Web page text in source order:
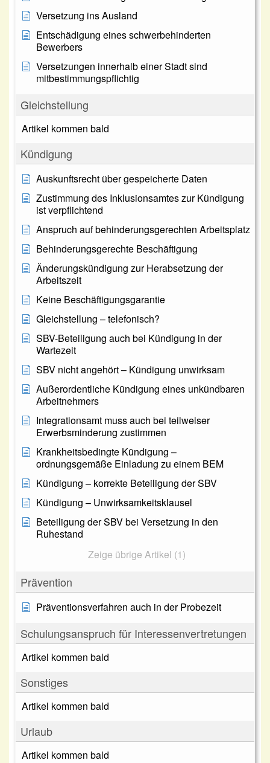
Versetzung ins Ausland
Entschädigung eines schwerbehinderten
Bewerbers
Versetzungen innerhalb einer Stadt sind
mitbestimmungspflichtig
Gleichstellung
Artikel kommen bald
Kündigung
Auskunftsrecht über gespeicherte Daten
Zustimmung des Inklusionsamtes zur Kündigung
ist verpflichtend
Anspruch auf behinderungsgerechten Arbeitsplatz
Behinderungsgerechte Beschäftigung
Änderungskündigung zur Herabsetzung der
Arbeitszeit
Keine Beschäftigungsgarantie
Gleichstellung – telefonisch?
SBV-Beteiligung auch bei Kündigung in der
Wartezeit
SBV nicht angehört – Kündigung unwirksam
Außerordentliche Kündigung eines unkündbaren
Arbeitnehmers
Integrationsamt muss auch bei teilweiser
Erwerbsminderung zustimmen
Krankheitsbedingte Kündigung –
ordnungsgemäße Einladung zu einem BEM
Kündigung – korrekte Beteiligung der SBV
Kündigung – Unwirksamkeitsklausel
Beteiligung der SBV bei Versetzung in den
Ruhestand
Zeige übrige Artikel (1)
Prävention
Präventionsverfahren auch in der Probezeit
Schulungsanspruch für Interessenvertretungen
Artikel kommen bald
Sonstiges
Artikel kommen bald
Urlaub
Artikel kommen bald